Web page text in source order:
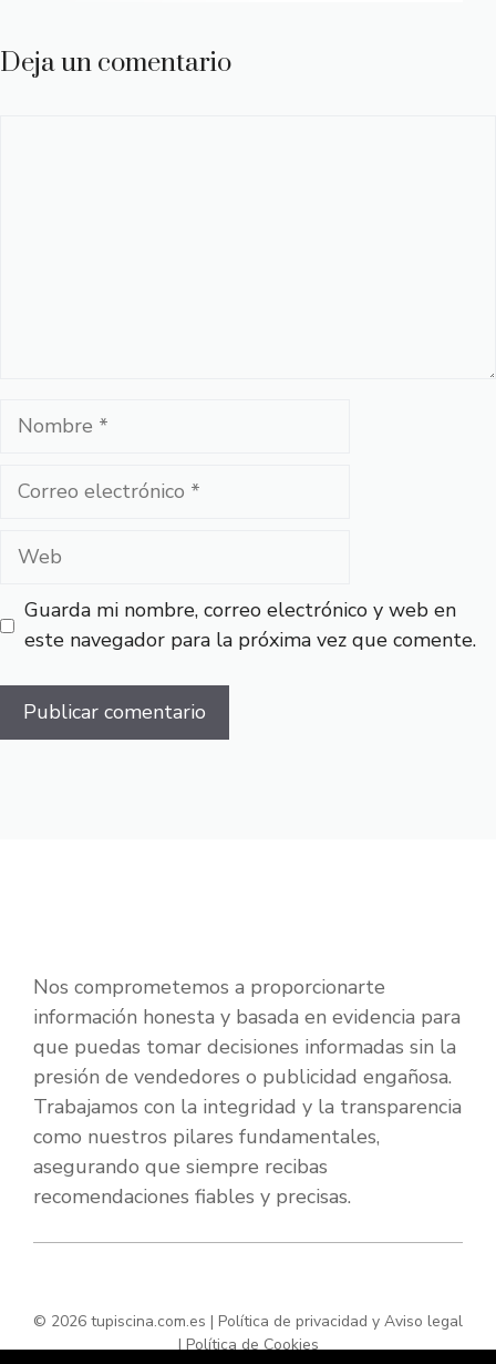
Deja un comentario
Nombre
Correo
Web
Guarda mi nombre, correo electrónico y web en
este navegador para la próxima vez que comente.
Nos comprometemos a proporcionarte
información honesta y basada en evidencia para
que puedas tomar decisiones informadas sin la
presión de vendedores o publicidad engañosa.
Trabajamos con la integridad y la transparencia
como nuestros pilares fundamentales,
asegurando que siempre recibas
recomendaciones fiables y precisas.
© 2026 tupiscina.com.es | Política de privacidad y Aviso legal
|Política de Cookies